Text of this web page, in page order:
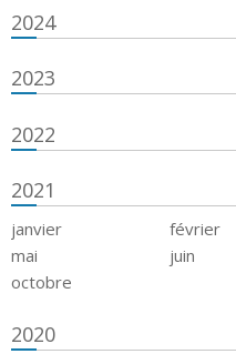
2024
2023
2022
2021
janvier février
mai
juin
octobre
2020